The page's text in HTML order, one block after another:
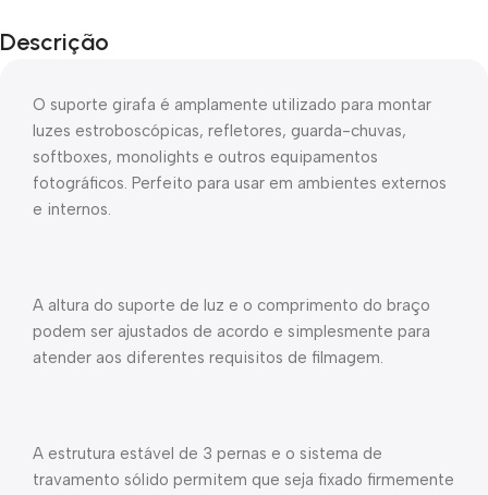
Descrição
O suporte girafa é amplamente utilizado para montar
luzes estroboscópicas, refletores, guarda-chuvas,
softboxes, monolights e outros equipamentos
fotográficos. Perfeito para usar em ambientes externos
e internos.
A altura do suporte de luz e o comprimento do braço
podem ser ajustados de acordo e simplesmente para
atender aos diferentes requisitos de filmagem.
A estrutura estável de 3 pernas e o sistema de
travamento sólido permitem que seja fixado firmemente